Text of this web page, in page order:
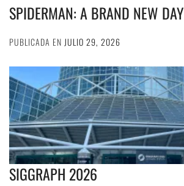
SPIDERMAN: A BRAND NEW DAY
PUBLICADA EN JULIO 29, 2026
SIGGRAPH 2026